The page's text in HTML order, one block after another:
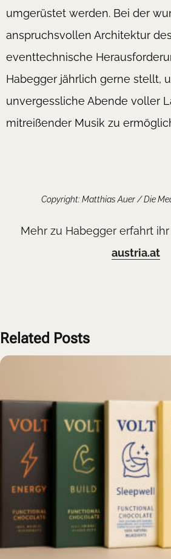
umgerüstet werden. Bei der
anspruchsvollen Architektur
eventtechnische
Habegger jährlich gerne stellt,
unvergessliche Abende voller
mitreißender Musik zu
Copyright: Matthias Auer / Die
Mehr zu Habegger erfahrt ihr
austria.at
Related Posts